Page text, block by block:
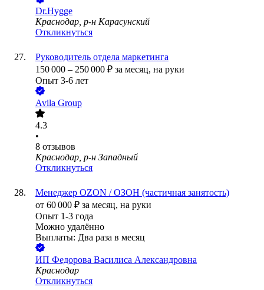
Dr.Hygge
Краснодар, р-н Карасунский
Откликнуться
Руководитель отдела маркетинга
150 000 – 250 000 ₽ за месяц, на руки
Опыт 3-6 лет
Avila Group
4.3
•
8 отзывов
Краснодар, р-н Западный
Откликнуться
Менеджер OZON / ОЗОН (частичная занятость)
от 60 000 ₽ за месяц, на руки
Опыт 1-3 года
Можно удалённо
Выплаты: Два раза в месяц
ИП Федорова Василиса Александровна
Краснодар
Откликнуться